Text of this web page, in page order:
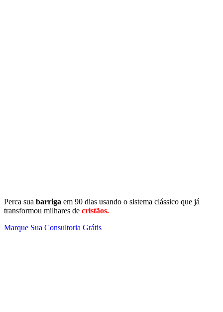
Perca sua barriga em 90 dias usando o sistema clássico que já
transformou milhares de cristãos.
Marque Sua Consultoria Grátis